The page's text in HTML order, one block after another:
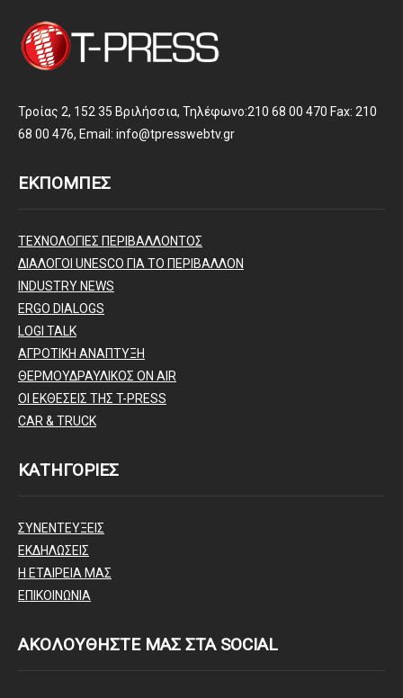
Τροίας 2, 152 35 Βριλήσσια, Τηλέφωνο:210 68 00 470 Fax: 210
68 00 476, Email: info@tpresswebtv.gr
ΕΚΠΟΜΠΕΣ
ΤΕΧΝΟΛΟΓΙΕΣ ΠΕΡΙΒΑΛΛΟΝΤΟΣ
ΔΙΑΛΟΓΟΙ UNESCO ΓΙΑ ΤΟ ΠΕΡΙΒΑΛΛΟΝ
INDUSTRY NEWS
ERGO DIALOGS
LOGI TALK
ΑΓΡΟΤΙΚΗ ΑΝΑΠΤΥΞΗ
ΘΕΡΜΟΥΔΡΑΥΛΙΚΟΣ ΟΝ AIR
ΟΙ ΕΚΘΕΣΕΙΣ ΤΗΣ T-PRESS
CAR & TRUCK
ΚΑΤΗΓΟΡΙΕΣ
ΣΥΝΕΝΤΕΥΞΕΙΣ
ΕΚΔΗΛΩΣΕΙΣ
Η ΕΤΑΙΡΕΙΑ ΜΑΣ
ΕΠΙΚΟΙΝΩΝΙΑ
ΑΚΟΛΟΥΘΗΣΤΕ ΜΑΣ ΣΤΑ SOCIAL